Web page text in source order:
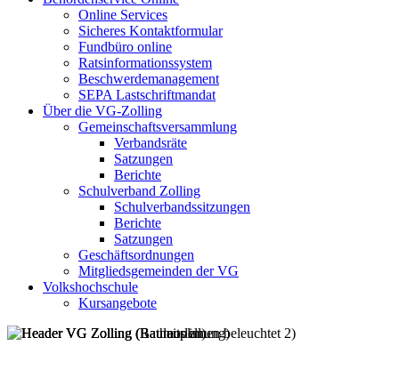
Online Services
Sicheres Kontaktformular
Fundbüro online
Ratsinformationssystem
Beschwerdemanagement
SEPA Lastschriftmandat
Über die VG-Zolling
Gemeinschaftsversammlung
Verbandsräte
Satzungen
Berichte
Schulverband Zolling
Schulverbandssitzungen
Berichte
Satzungen
Geschäftsordnungen
Mitgliedsgemeinden der VG
Volkshochschule
Kursangebote